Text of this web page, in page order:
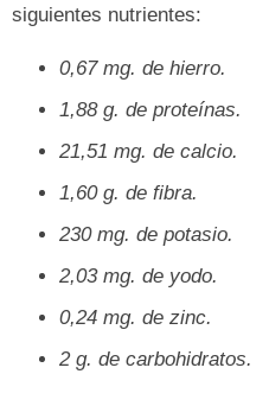
siguientes nutrientes:
0,67 mg. de hierro.
1,88 g. de proteínas.
21,51 mg. de calcio.
1,60 g. de fibra.
230 mg. de potasio.
2,03 mg. de yodo.
0,24 mg. de zinc.
2 g. de carbohidratos.